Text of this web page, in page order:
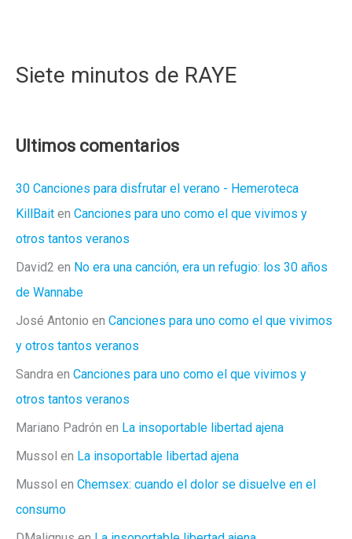
Siete minutos de RAYE
Ultimos comentarios
30 Canciones para disfrutar el verano - Hemeroteca
KillBait en Canciones para uno como el que vivimos y
otros tantos veranos
David2 en No era una canción, era un refugio: los 30 años
de Wannabe
José Antonio en Canciones para uno como el que vivimos
y otros tantos veranos
Sandra en Canciones para uno como el que vivimos y
otros tantos veranos
Mariano Padrón en La insoportable libertad ajena
Mussol en La insoportable libertad ajena
Mussol en Chemsex: cuando el dolor se disuelve en el
consumo